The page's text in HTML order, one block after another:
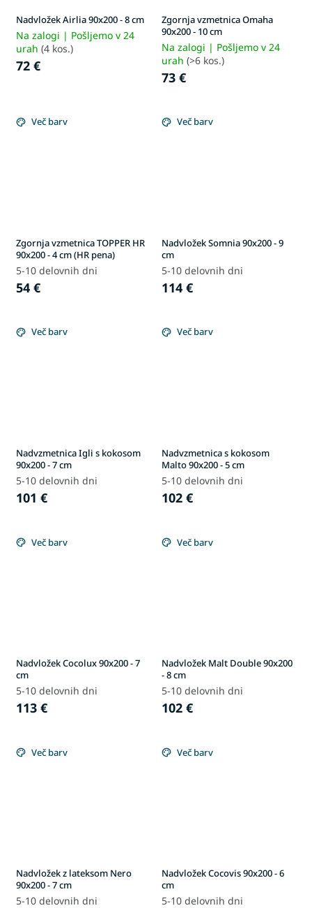
Nadvložek Airlia 90x200 - 8 cm
Na zalogi | Pošljemo v 24
urah (4 kos.)
72 €
Zgornja vzmetnica Omaha
90x200 - 10 cm
Na zalogi | Pošljemo v 24
urah (>6 kos.)
73 €
Več barv
Zgornja vzmetnica TOPPER HR
90x200 - 4 cm (HR pena)
5-10 delovnih dni
54 €
Več barv
Nadvložek Somnia 90x200 - 9
cm
5-10 delovnih dni
114 €
Več barv
Nadvzmetnica Igli s kokosom
90x200 - 7 cm
5-10 delovnih dni
101 €
Več barv
Nadvzmetnica s kokosom
Malto 90x200 - 5 cm
5-10 delovnih dni
102 €
Več barv
Nadvložek Cocolux 90x200 - 7
cm
5-10 delovnih dni
113 €
Več barv
Nadvložek Malt Double 90x200
- 8 cm
5-10 delovnih dni
102 €
Več barv
Nadvložek z lateksom Nero
90x200 - 7 cm
5-10 delovnih dni
Več barv
Nadvložek Cocovis 90x200 - 6
cm
5-10 delovnih dni